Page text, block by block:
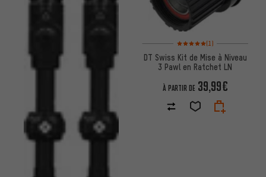
Note moyenne : 5 sur 5
(1)
DT Swiss Kit de Mise à Niveau
3 Pawl en Ratchet LN
À PARTIR DE 39,99€